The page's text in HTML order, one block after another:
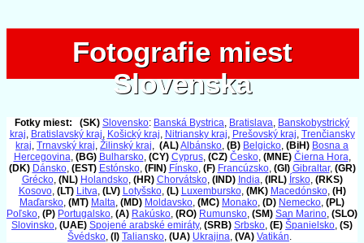
Fotografie miest
Slovenska
Fotografie miest
Slovenska
Fotky miest: (SK) Slovensko: Banská Bystrica, Bratislava, Banskobystrický
kraj, Bratislavský kraj, Košický kraj, Nitriansky kraj, Prešovský kraj, Trenčiansky
kraj, Trnavský kraj, Žilinský kraj, (AL)Albánsko, (B) Belgicko, (BiH) Bosna a
Hercegovina, (BG) Bulharsko, (CY) Cyprus, (CZ) Česko, (MNE) Čierna Hora,
(DK) Dánsko, (EST) Estónsko, (FIN) Fínsko, (F) Francúzsko, (GI) Gibraltar, (GR)
Grécko, (NL) Holandsko, (HR) Chorvátsko, (IND) India, (IRL) Írsko, (RKS)
Kosovo, (LT) Litva, (LV) Lotyšsko, (L) Luxembursko, (MK) Macedónsko, (H)
Maďarsko, (MT) Malta, (MD) Moldavsko, (MC) Monako, (D) Nemecko, (PL)
Poľsko, (P) Portugalsko, (A) Rakúsko, (RO) Rumunsko, (SM) San Marino, (SLO)
Slovinsko, (UAE) Spojené arabské emiráty, (SRB) Srbsko, (E) Španielsko, (S)
Švédsko, (I) Taliansko, (UA) Ukrajina, (VA) Vatikán.